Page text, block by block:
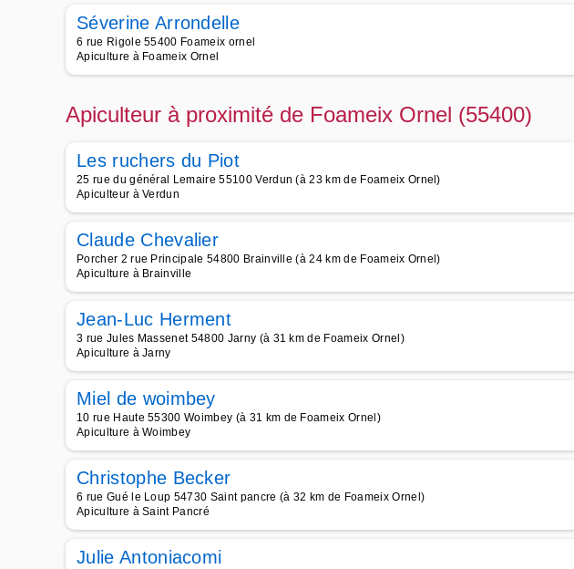
Séverine Arrondelle
6 rue Rigole 55400 Foameix ornel
Apiculture à Foameix Ornel
Apiculteur à proximité de Foameix Ornel (55400)
Les ruchers du Piot
25 rue du général Lemaire 55100 Verdun (à 23 km de Foameix Ornel)
Apiculteur à Verdun
Claude Chevalier
Porcher 2 rue Principale 54800 Brainville (à 24 km de Foameix Ornel)
Apiculture à Brainville
Jean-Luc Herment
3 rue Jules Massenet 54800 Jarny (à 31 km de Foameix Ornel)
Apiculture à Jarny
Miel de woimbey
10 rue Haute 55300 Woimbey (à 31 km de Foameix Ornel)
Apiculture à Woimbey
Christophe Becker
6 rue Gué le Loup 54730 Saint pancre (à 32 km de Foameix Ornel)
Apiculture à Saint Pancré
Julie Antoniacomi